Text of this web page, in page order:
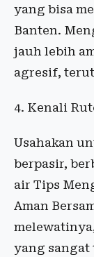
yang bisa
Banten.
jauh lebih
agresif,
4. Kenali
Usahakan
berpasir,
air Tips
Aman
yang